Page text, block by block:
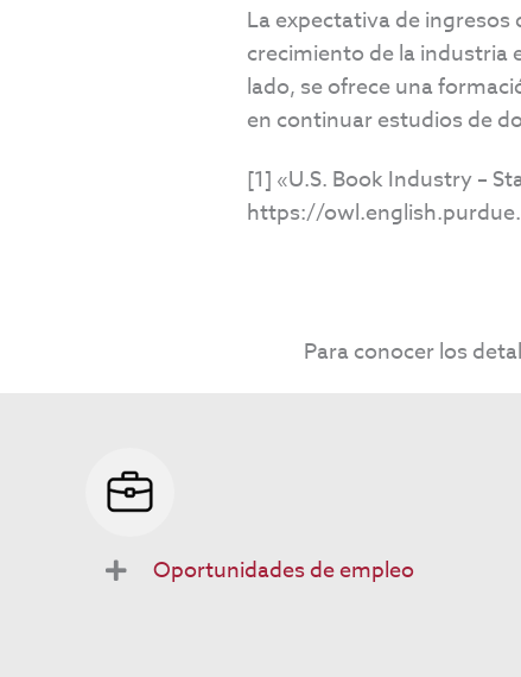
La expectativa de ingresos
crecimiento de la industria
lado, se ofrece una
en continuar estudios de
[1] «U.S. Book Industry –
https://
Para conocer los
Oportunidades de empleo